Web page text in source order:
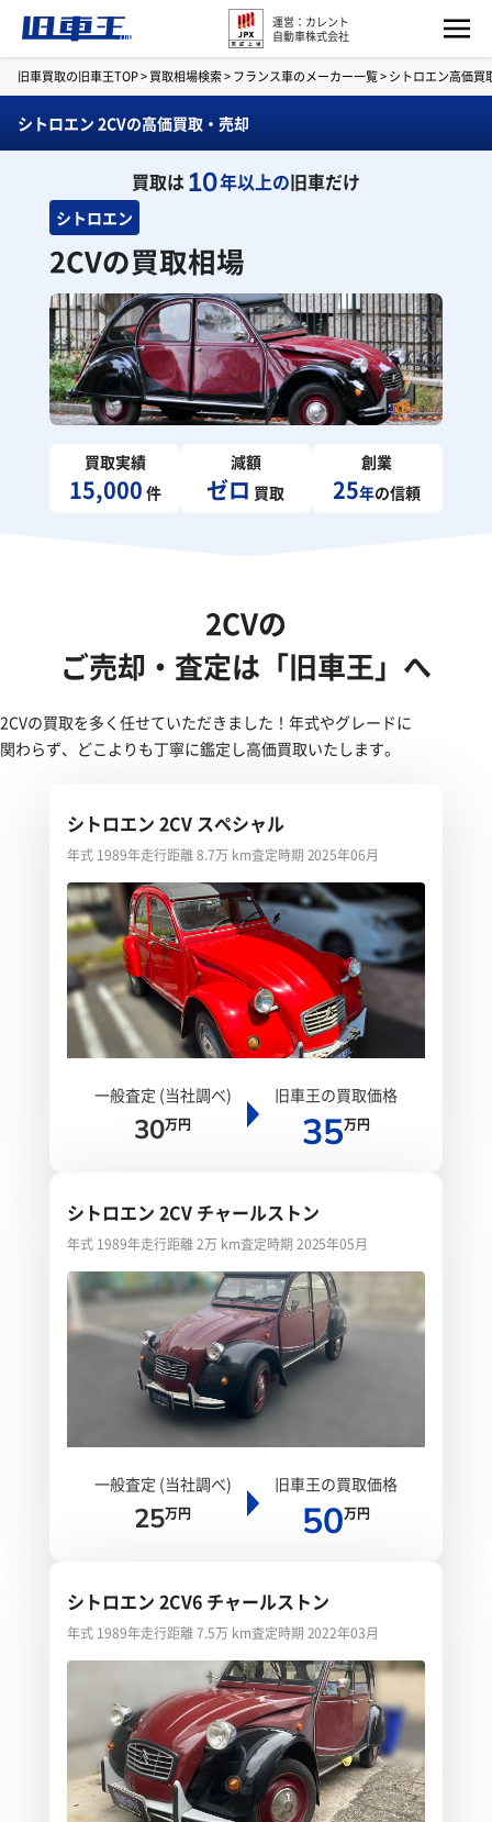
運営：カレント
自動車株式会社
旧車買取の旧車王TOP>買取相場検索>フランス車のメーカー一覧>シトロエン高価買
シトロエン 2CVの高価買取・売却
買取は10年以上の旧車だけ
シトロエン
2CVの買取相場
買取実績
15,000 件
減額
ゼロ 買取
創業
25年の信頼
2CVの
ご売却・査定は「旧車王」へ
2CVの買取を多く任せていただきました！年式やグレードに
関わらず、どこよりも丁寧に鑑定し高価買取いたします。
シトロエン 2CV スペシャル
年式 1989年走行距離 8.7万 km査定時期 2025年06月
一般査定 (当社調べ)
30万円
旧車王の買取価格
35万円
シトロエン 2CV チャールストン
年式 1989年走行距離 2万 km査定時期 2025年05月
一般査定 (当社調べ)
25万円
旧車王の買取価格
50万円
シトロエン 2CV6 チャールストン
年式 1989年走行距離 7.5万 km査定時期 2022年03月